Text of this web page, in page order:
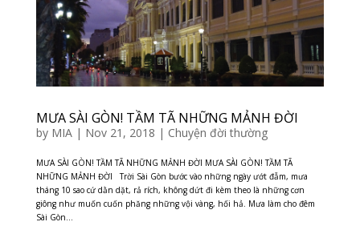
MƯA SÀI GÒN! TẦM TÃ NHỮNG MẢNH ĐỜI
by MIA| Nov 21, 2018 | Chuyện đời thường
MƯA SÀI GÒN! TẦM TÃ NHỮNG MẢNH ĐỜI MƯA SÀI GÒN! TẦM TÃ
NHỮNG MẢNH ĐỜI Trời Sài Gòn bước vào những ngày ướt đẫm, mưa
tháng 10 sao cứ dằn dặt, rả rích, không dứt đi kèm theo là những cơn
giông như muốn cuốn phăng những vội vàng, hối hả. Mưa làm cho đêm
Sài Gòn...